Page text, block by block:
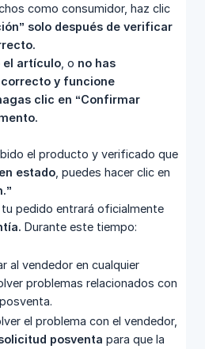
como consumidor, haz clic
solo después de verificar
el artículo , o no has
y funcione
clic en “Confirmar
el producto y verificado que
estado , puedes hacer clic en
pedido entrará oficialmente
Durante este tiempo:
al vendedor en cualquier
problemas relacionados con
el problema con el vendedor,
posventa para que la